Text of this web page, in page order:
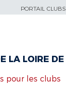
PORTAIL CLUBS
LA LOIRE DE
pour les clubs